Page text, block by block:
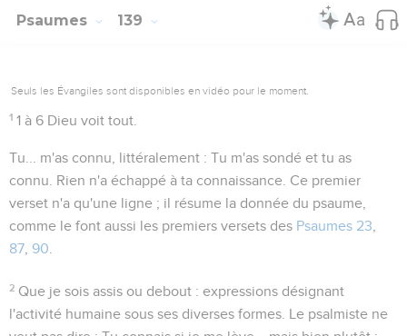
Psaumes 139
Seuls les Évangiles sont disponibles en vidéo pour le moment.
1 1 à 6 Dieu voit tout.
Tu... m'as connu , littéralement : Tu m'as sondé et tu as
connu . Rien n'a échappé à ta connaissance. Ce premier
verset n'a qu'une ligne ; il résume la donnée du psaume,
comme le font aussi les premiers versets des Psaumes 23
87 90
2 Que je sois assis ou debout : expressions désignant
l'activité humaine sous ses diverses formes. Le psalmiste ne